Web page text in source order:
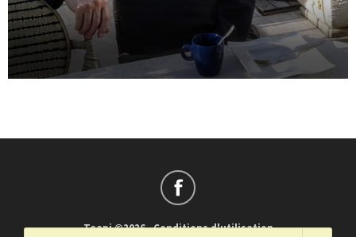
Teepi ©2026-Conditions d'utilisation